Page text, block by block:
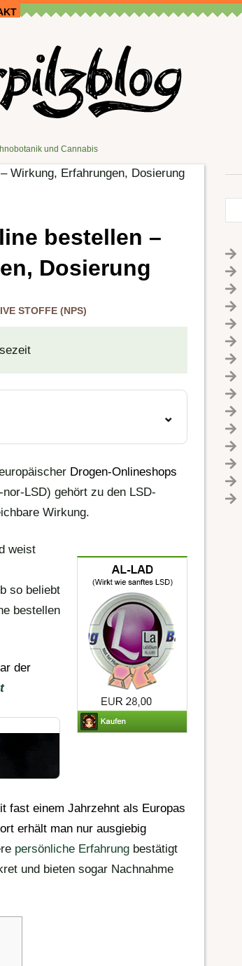
und Cannabis
Wirkung, Erfahrungen, Dosierung
bestellen –
Dosierung
STOFFE (NPS)
Drogen-Onlineshops
LSD) gehört zu den LSD-
Wirkung.
weist
so beliebt
bestellen
der
fast einem Jahrzehnt als Europas
erhält man nur ausgiebig
persönliche Erfahrung bestätigt
und bieten sogar Nachnahme